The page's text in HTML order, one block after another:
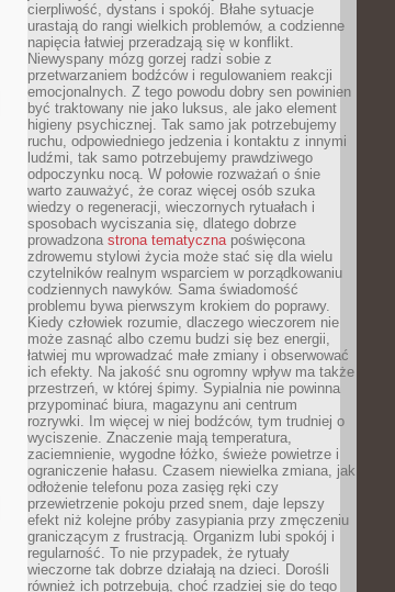
cierpliwość, dystans i spokój. Błahe sytuacje
urastają do rangi wielkich problemów, a codzienne
napięcia łatwiej przeradzają się w konflikt.
Niewyspany mózg gorzej radzi sobie z
przetwarzaniem bodźców i regulowaniem reakcji
emocjonalnych. Z tego powodu dobry sen powinien
być traktowany nie jako luksus, ale jako element
higieny psychicznej. Tak samo jak potrzebujemy
ruchu, odpowiedniego jedzenia i kontaktu z innymi
ludźmi, tak samo potrzebujemy prawdziwego
odpoczynku nocą. W połowie rozważań o śnie
warto zauważyć, że coraz więcej osób szuka
wiedzy o regeneracji, wieczornych rytuałach i
sposobach wyciszania się, dlatego dobrze
prowadzona strona tematycznapoświęcona
zdrowemu stylowi życia może stać się dla wielu
czytelników realnym wsparciem w porządkowaniu
codziennych nawyków. Sama świadomość
problemu bywa pierwszym krokiem do poprawy.
Kiedy człowiek rozumie, dlaczego wieczorem nie
może zasnąć albo czemu budzi się bez energii,
łatwiej mu wprowadzać małe zmiany i obserwować
ich efekty. Na jakość snu ogromny wpływ ma także
przestrzeń, w której śpimy. Sypialnia nie powinna
przypominać biura, magazynu ani centrum
rozrywki. Im więcej w niej bodźców, tym trudniej o
wyciszenie. Znaczenie mają temperatura,
zaciemnienie, wygodne łóżko, świeże powietrze i
ograniczenie hałasu. Czasem niewielka zmiana, jak
odłożenie telefonu poza zasięg ręki czy
przewietrzenie pokoju przed snem, daje lepszy
efekt niż kolejne próby zasypiania przy zmęczeniu
graniczącym z frustracją. Organizm lubi spokój i
regularność. To nie przypadek, że rytuały
wieczorne tak dobrze działają na dzieci. Dorośli
również ich potrzebują, choć rzadziej się do tego